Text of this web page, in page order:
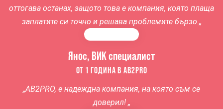
оттогава останах, защото това е компания, която плаща
заплатите си точно и решава проблемите бързо.„
Янос, ВИК специалист
ОТ 1 ГОДИНА В AB2PRO
„AB2PRO, е надеждна компания, на която съм се
доверил! „